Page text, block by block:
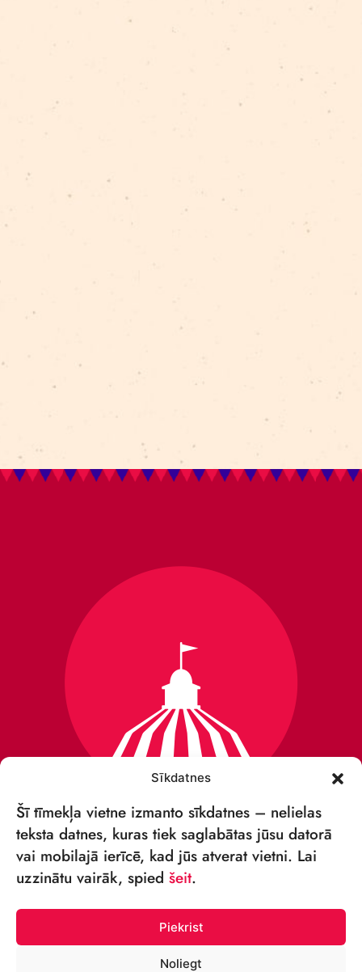
Sīkdatnes
Šī tīmekļa vietne izmanto sīkdatnes – nelielas
teksta datnes, kuras tiek saglabātas jūsu datorā
vai mobilajā ierīcē, kad jūs atverat vietni. Lai
uzzinātu vairāk, spied šeit.
Piekrist
Noliegt
VSIA „RĪGAS CIRKS”
Merķeļa iela 4,
Rīga, LV-1050 Latvija
Reģ. nr: 40003027789